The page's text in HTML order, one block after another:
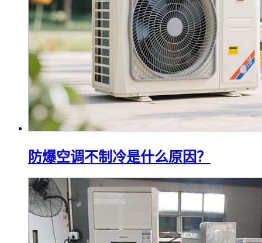
防爆空调不制冷是什么原因？